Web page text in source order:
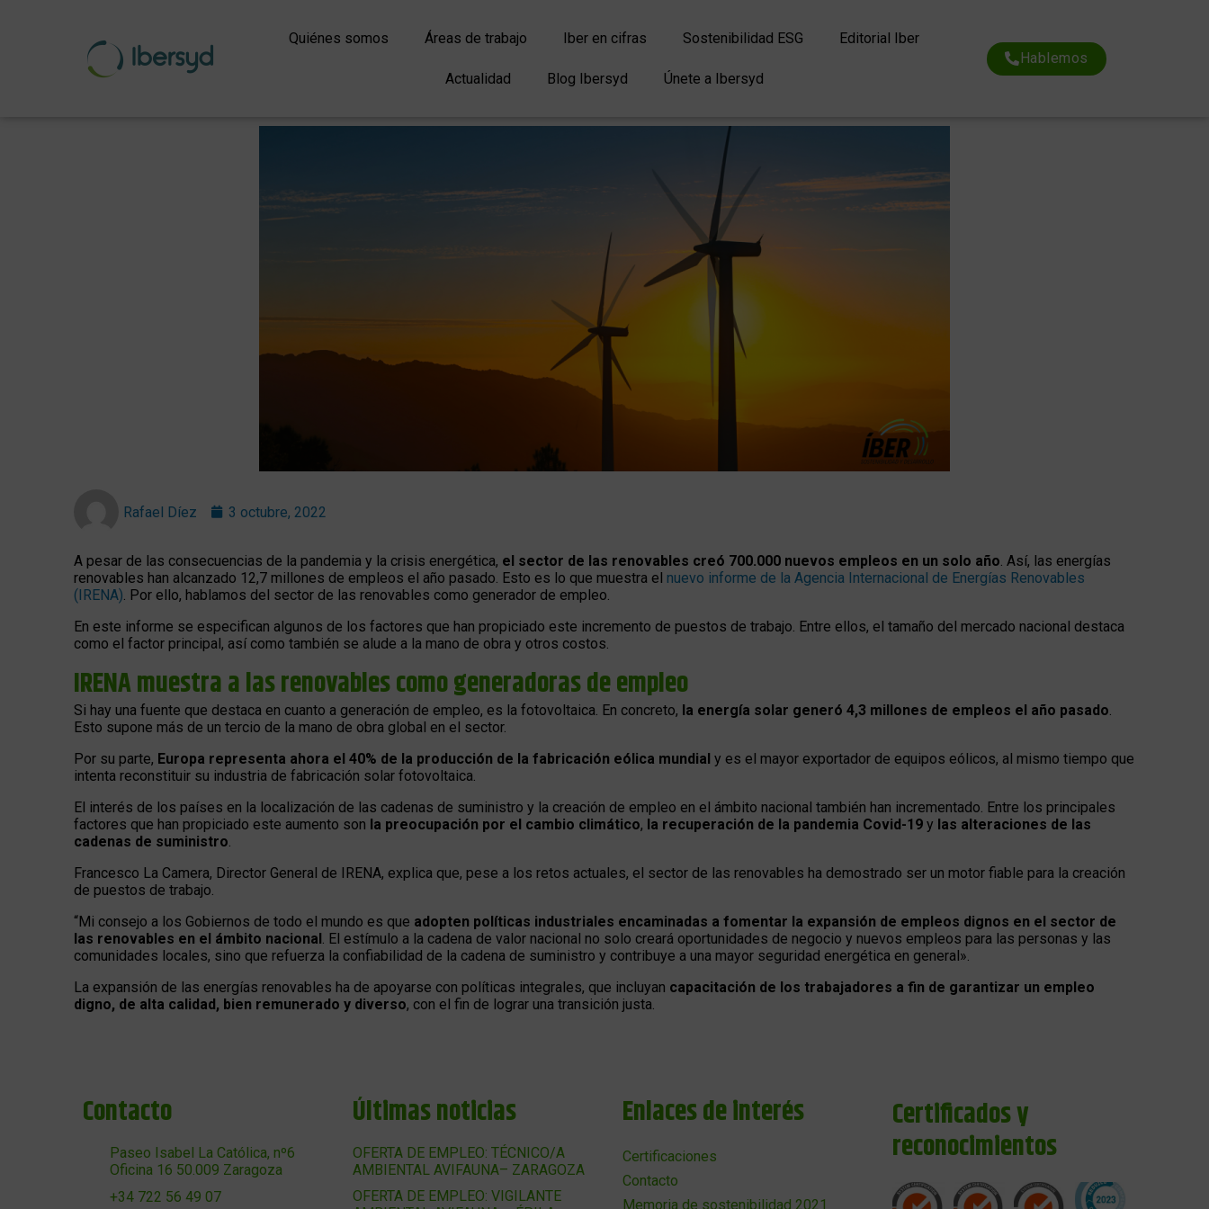
Quiénes somos Áreas de trabajo Iber en cifras Sostenibilidad ESG Editorial Iber
Actualidad Blog Ibersyd Únete a Ibersyd
Hablemos
Rafael Díez 3 octubre, 2022
A pesar de las consecuencias de la pandemia y la crisis energética, el sector de las renovables creó 700.000 nuevos empleos en un solo año. Así, las energías
renovables han alcanzado 12,7 millones de empleos el año pasado. Esto es lo que muestra el nuevo informe de la Agencia Internacional de Energías Renovables
(IRENA). Por ello, hablamos del sector de las renovables como generador de empleo.
En este informe se especifican algunos de los factores que han propiciado este incremento de puestos de trabajo. Entre ellos, el tamaño del mercado nacional destaca
como el factor principal, así como también se alude a la mano de obra y otros costos.
IRENA muestra a las renovables como generadoras de empleo
Si hay una fuente que destaca en cuanto a generación de empleo, es la fotovoltaica. En concreto, la energía solar generó 4,3 millones de empleos el año pasado.
Esto supone más de un tercio de la mano de obra global en el sector.
Por su parte, Europa representa ahora el 40% de la producción de la fabricación eólica mundial y es el mayor exportador de equipos eólicos, al mismo tiempo que
intenta reconstituir su industria de fabricación solar fotovoltaica.
El interés de los países en la localización de las cadenas de suministro y la creación de empleo en el ámbito nacional también han incrementado. Entre los principales
factores que han propiciado este aumento son la preocupación por el cambio climático, la recuperación de la pandemia Covid-19 y las alteraciones de las
cadenas de suministro.
Francesco La Camera, Director General de IRENA, explica que, pese a los retos actuales, el sector de las renovables ha demostrado ser un motor fiable para la creación
de puestos de trabajo.
“Mi consejo a los Gobiernos de todo el mundo es que adopten políticas industriales encaminadas a fomentar la expansión de empleos dignos en el sector de
las renovables en el ámbito nacional. El estímulo a la cadena de valor nacional no solo creará oportunidades de negocio y nuevos empleos para las personas y las
comunidades locales, sino que refuerza la confiabilidad de la cadena de suministro y contribuye a una mayor seguridad energética en general».
La expansión de las energías renovables ha de apoyarse con políticas integrales, que incluyan capacitación de los trabajadores a fin de garantizar un empleo
digno, de alta calidad, bien remunerado y diverso, con el fin de lograr una transición justa.
Contacto
Paseo Isabel La Católica, nº6
Oficina 16 50.009 Zaragoza
+34 722 56 49 07
Últimas noticias
OFERTA DE EMPLEO: TÉCNICO/A
AMBIENTAL AVIFAUNA– ZARAGOZA
OFERTA DE EMPLEO: VIGILANTE
Enlaces de interés
Certificaciones
Contacto
Memoria de sostenibilidad 2021
Certificados y
reconocimientos